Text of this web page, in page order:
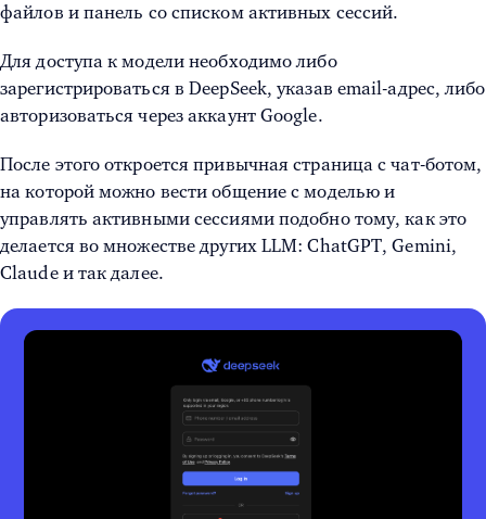
файлов и панель со списком активных сессий.
Для доступа к модели необходимо либо
зарегистрироваться в DeepSeek, указав email-адрес, либо
авторизоваться через аккаунт Google.
После этого откроется привычная страница с чат-ботом,
на которой можно вести общение с моделью и
управлять активными сессиями подобно тому, как это
делается во множестве других LLM: ChatGPT, Gemini,
Claude и так далее.